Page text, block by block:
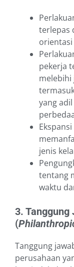
terlepas
orientasi
pekerja
melebihi
yang
jenis
tentang
waktu
3.
(
Tanggung
perusahaan